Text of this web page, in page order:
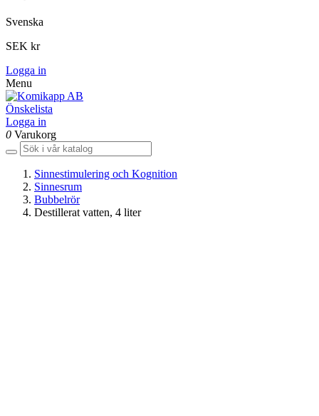
Svenska
SEK kr
Logga in
Menu
Önskelista
Logga in
0 Varukorg
Sinnestimulering och Kognition
Sinnesrum
Bubbelrör
Destillerat vatten, 4 liter